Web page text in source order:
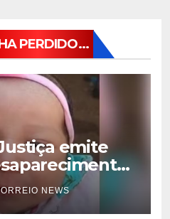
PERDIDO...
emite
em MS;
NEWS